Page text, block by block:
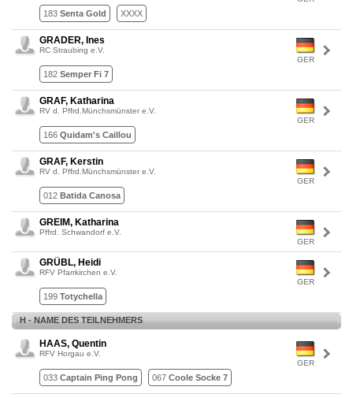
183 Senta Gold XXXX
GER
GRADER, Ines
RC Straubing e.V.
182 Semper Fi 7
GER
GRAF, Katharina
RV d. Pffrd.Münchsmünster e.V.
166 Quidam's Caillou
GER
GRAF, Kerstin
RV d. Pffrd.Münchsmünster e.V.
012 Batida Canosa
GER
GREIM, Katharina
Pffrd. Schwandorf e.V.
GER
GRÜBL, Heidi
RFV Pfarrkirchen e.V.
199 Totychella
H - NAME DES TEILNEHMERS
GER
HAAS, Quentin
RFV Horgau e.V.
033 Captain Ping Pong 067 Coole Socke 7